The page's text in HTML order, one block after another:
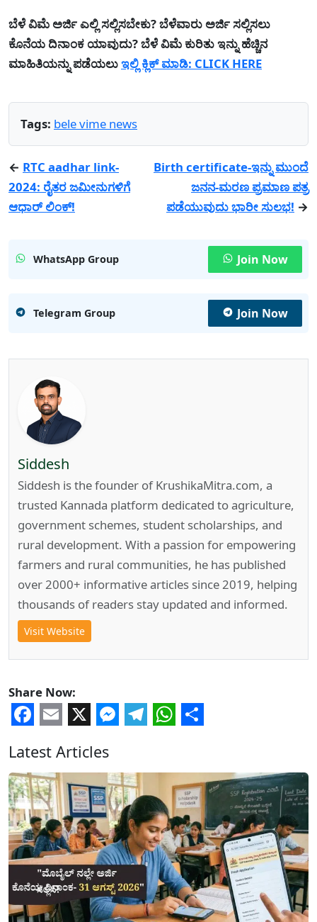
ಬೆಳೆ ವಿಮೆ ಅರ್ಜಿ ಎಲ್ಲಿ ಸಲ್ಲಿಸಬೇಕು? ಬೆಳೆವಾರು ಅರ್ಜಿ ಸಲ್ಲಿಸಲು
ಕೊನೆಯ ದಿನಾಂಕ ಯಾವುದು? ಬೆಳೆ ವಿಮೆ ಕುರಿತು ಇನ್ನು ಹೆಚ್ಚಿನ
ಮಾಹಿತಿಯನ್ನು ಪಡೆಯಲುಇಲ್ಲಿ ಕ್ಲಿಕ್ ಮಾಡಿ: CLICK HERE
Tags: bele vime news
← RTC aadhar link-
2024: ರೈತರ ಜಮೀನುಗಳಿಗೆ
ಆಧಾರ್ ಲಿಂಕ್!
Birth certificate-ಇನ್ನು ಮುಂದೆ
ಜನನ-ಮರಣ ಪ್ರಮಾಣ ಪತ್ರ
ಪಡೆಯುವುದು ಭಾರೀ ಸುಲಭ! →
WhatsApp Group Join Now
Telegram Group Join Now
Siddesh
Siddesh is the founder of KrushikaMitra.com, a
trusted Kannada platform dedicated to agriculture,
government schemes, student scholarships, and
rural development. With a passion for empowering
farmers and rural communities, he has published
over 2000+ informative articles since 2019, helping
thousands of readers stay updated and informed.
Visit Website
Share Now:
Latest Articles